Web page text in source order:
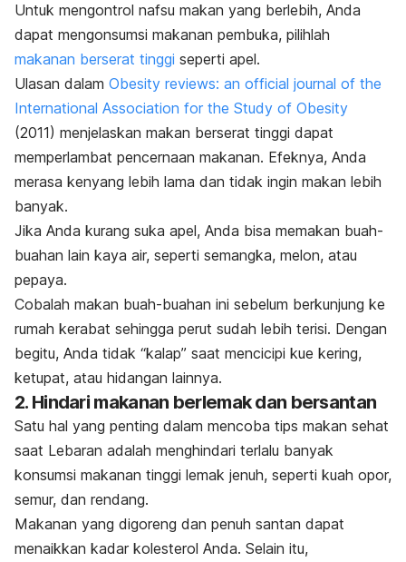
Untuk mengontrol nafsu makan yang berlebih, Anda
dapat mengonsumsi makanan pembuka, pilihlah
makanan berserat tinggi seperti apel.
Ulasan dalam Obesity reviews: an official journal of the
International Association for the Study of Obesity
(2011) menjelaskan makan berserat tinggi dapat
memperlambat pencernaan makanan. Efeknya, Anda
merasa kenyang lebih lama dan tidak ingin makan lebih
banyak.
Jika Anda kurang suka apel, Anda bisa memakan buah-
buahan lain kaya air, seperti semangka, melon, atau
pepaya.
Cobalah makan buah-buahan ini sebelum berkunjung ke
rumah kerabat sehingga perut sudah lebih terisi. Dengan
begitu, Anda tidak “kalap” saat mencicipi kue kering,
ketupat, atau hidangan lainnya.
2. Hindari makanan berlemak dan bersantan
Satu hal yang penting dalam mencoba tips makan sehat
saat Lebaran adalah menghindari terlalu banyak
konsumsi makanan tinggi lemak jenuh, seperti kuah opor,
semur, dan rendang.
Makanan yang digoreng dan penuh santan dapat
menaikkan kadar kolesterol Anda. Selain itu,